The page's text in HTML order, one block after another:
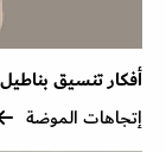
أفكار تنسيق بناطيل واسعة
إتجاهات الموضة